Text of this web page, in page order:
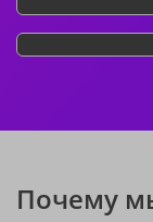
Почему